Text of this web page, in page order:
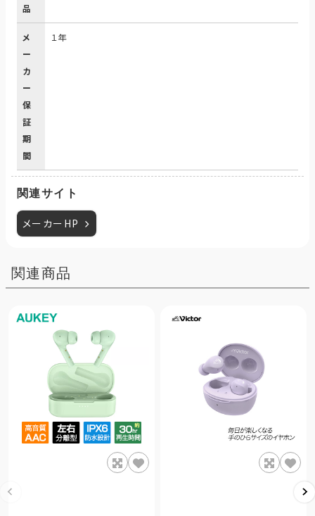
品
メ
ー
カ
ー
保
証
期
間
１年
関連サイト
メーカーHP
関連商品